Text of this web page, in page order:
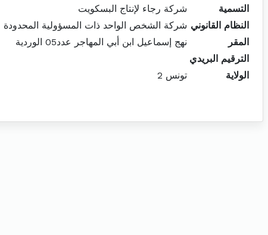
التسمية
شركة رجاء لإنتاج البسكويت
النظام القانوني شركة الشخص الواحد ذات المسؤولية المحدودة
المقر
نهج إسماعيل ابن أبي المهاجر عدد05 الوردية
الترقيم البريدي
الولاية
تونس 2